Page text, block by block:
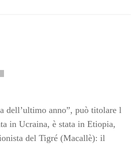
dell’ultimo anno”, può titolare l
in Ucraina, è stata in Etiopia,
del Tigré (Macallè): il